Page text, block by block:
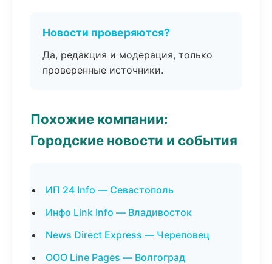
Новости проверяются?
Да, редакция и модерация, только
проверенные источники.
Похожие компании:
Городские новости и события
ИП 24 Info — Севастополь
Инфо Link Info — Владивосток
News Direct Express — Череповец
ООО Line Pages — Волгоград